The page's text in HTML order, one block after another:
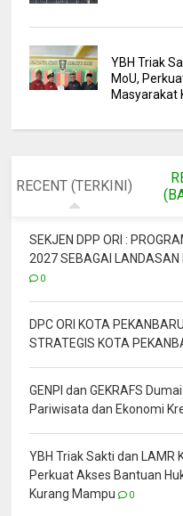
YBH Triak
MoU,
Masyarakat
RECENT (TERKINI)
SEKJEN DPP ORI :
2027 SEBAGAI LANDASAN
0
DPC ORI KOTA
STRATEGIS KOTA
GENPI dan GEKRAFS
Pariwisata dan Ekonomi
YBH Triak Sakti dan LAMR
Perkuat Akses Bantuan
Kurang Mampu
0